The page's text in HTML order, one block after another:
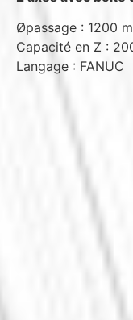
Øpassage : 1200
Capacité en Z :
Langage : FANUC